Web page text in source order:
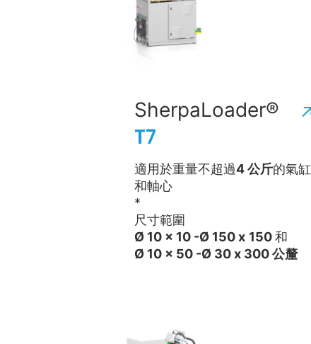
SherpaLoader®
T7
適用於重量不超過4 公斤的氣缸
和軸心
*
尺寸範圍
Ø 10 x 10 -Ø 150 x 150和
Ø 10 x 50 -Ø 30 x 300 公釐